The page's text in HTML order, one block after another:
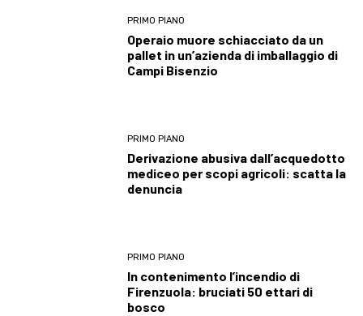
PRIMO PIANO
Operaio muore schiacciato da un
pallet in un’azienda di imballaggio di
Campi Bisenzio
PRIMO PIANO
Derivazione abusiva dall’acquedotto
mediceo per scopi agricoli: scatta la
denuncia
PRIMO PIANO
In contenimento l’incendio di
Firenzuola: bruciati 50 ettari di
bosco